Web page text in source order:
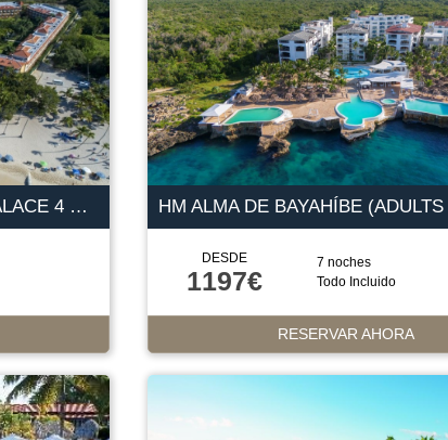
VIVA WYNDHAM DOMINICUS PALACE 4 ESTRELLAS
DESDE
1197€
7 noches
Todo Incluido
RESERVAR AHORA